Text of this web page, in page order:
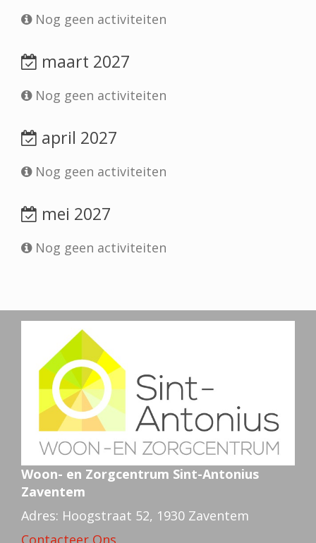
Nog geen activiteiten
maart 2027
Nog geen activiteiten
april 2027
Nog geen activiteiten
mei 2027
Nog geen activiteiten
Woon- en Zorgcentrum Sint-Antonius
Zaventem
Adres: Hoogstraat 52, 1930 Zaventem
Contacteer Ons